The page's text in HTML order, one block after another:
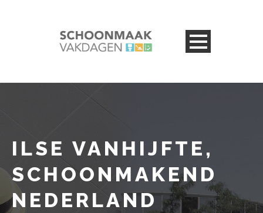
ILSE VANHIJFTE,
SCHOONMAKEND
NEDERLAND